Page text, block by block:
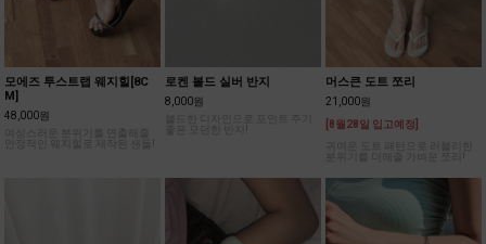
모에즈 투스트랩 웨지힐[8C
M]
48,000원
안정적인 웨지힐로 제작된 샌들!
로켄 볼드 실버 반지
8,000원
볼드한 디자인으로 포인트 주기
좋은 모던한 반지!
머스큰 도트 쪼리
21,000원
[8월28일 입고예정]
분위기를 더해줄 가벼운 쪼리!